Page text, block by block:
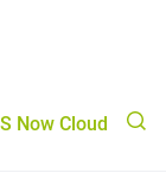
Now Cloud